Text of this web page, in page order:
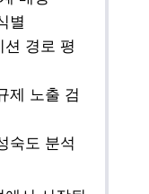
별
경로 평
제 노출 검
숙도 분석